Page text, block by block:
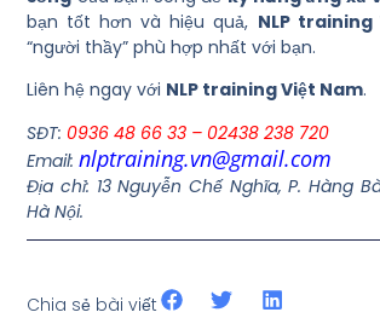
bạn tốt hơn và hiệu quả, NLP training
“người thầy” phù hợp nhất với bạn.
Liên hệ ngay với NLP training Việt Nam.
SĐT:0936 48 66 33 – 02438 238 720
Email:nlptraining.vn@gmail.com
Địa chỉ: 13 Nguyễn Chế Nghĩa, P. Hàng
Hà Nội.
Chia sẻ bài viết